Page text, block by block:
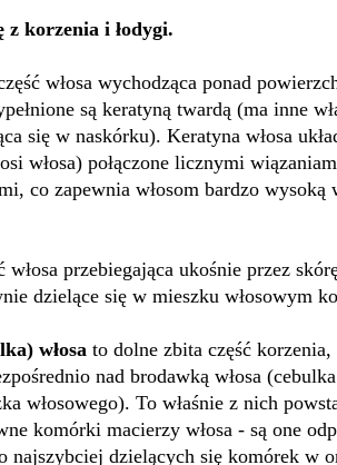
z korzenia i łodygi.
włosa wychodząca ponad
są keratyną twardą (ma inne
się w naskórku). Keratyna włosa
włosa) połączone licznymi
co zapewnia włosom bardzo wysoką
włosa przebiegająca ukośnie przez
dzielące się w mieszku włosowym
włosa to dolne zbita część
nad brodawką włosa
włosowego). To właśnie z nich
komórki macierzy włosa - są one
najszybciej dzielących się komórek w